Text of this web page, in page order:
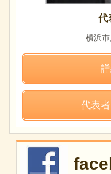
代
横浜市
代表